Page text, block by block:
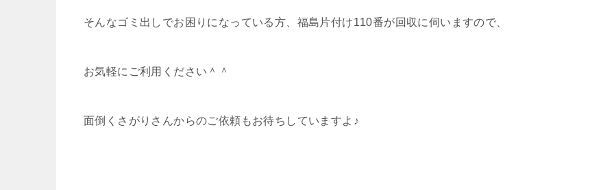
そんなゴミ出しでお困りになっている方、福島片付け110番が回収に伺いますので、
お気軽にご利用ください＾＾
面倒くさがりさんからのご依頼もお待ちしていますよ♪